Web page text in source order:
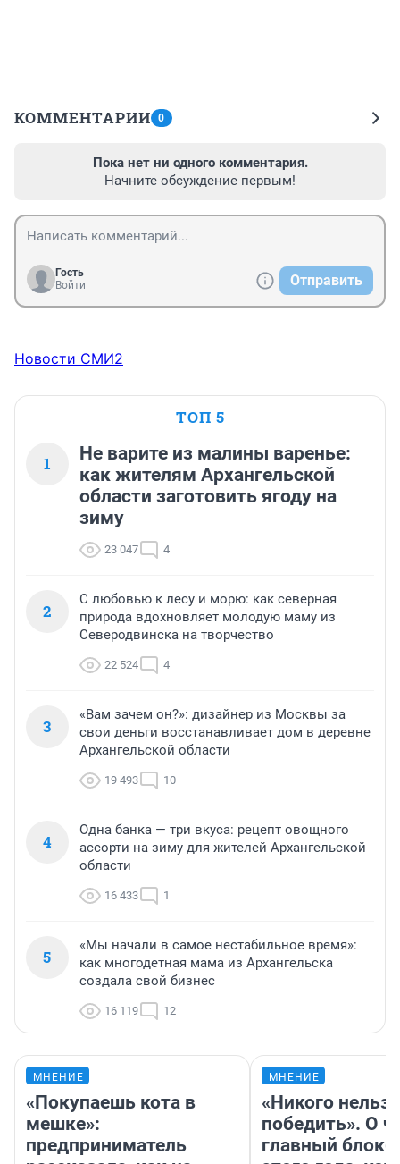
КОММЕНТАРИИ 0
Пока нет ни одного комментария.
Начните обсуждение первым!
Гость
Войти
Отправить
Новости СМИ2
ТОП 5
1
Не варите из малины варенье:
как жителям Архангельской
области заготовить ягоду на
зиму
23 047 4
2
С любовью к лесу и морю: как северная
природа вдохновляет молодую маму из
Северодвинска на творчество
22 524 4
3
«Вам зачем он?»: дизайнер из Москвы за
свои деньги восстанавливает дом в деревне
Архангельской области
19 493 10
4
Одна банка — три вкуса: рецепт овощного
ассорти на зиму для жителей Архангельской
области
16 433 1
5
«Мы начали в самое нестабильное время»:
как многодетная мама из Архангельска
создала свой бизнес
16 119 12
МНЕНИЕ
«Покупаешь кота в
мешке»:
предприниматель
МНЕНИЕ
«Никого нельзя
победить». О
главный